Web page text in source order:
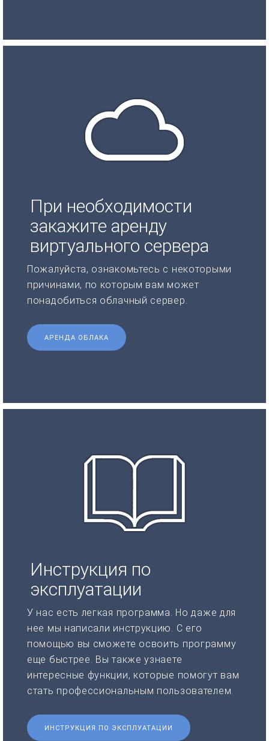
При необходимости
закажите аренду
виртуального сервера
Пожалуйста, ознакомьтесь с некоторыми
причинами, по которым вам может
понадобиться облачный сервер.
АРЕНДА ОБЛАКА
Инструкция по
эксплуатации
У нас есть легкая программа. Но даже для
нее мы написали инструкцию. С его
помощью вы сможете освоить программу
еще быстрее. Вы также узнаете
интересные функции, которые помогут вам
стать профессиональным пользователем.
ИНСТРУКЦИЯ ПО ЭКСПЛУАТАЦИИ